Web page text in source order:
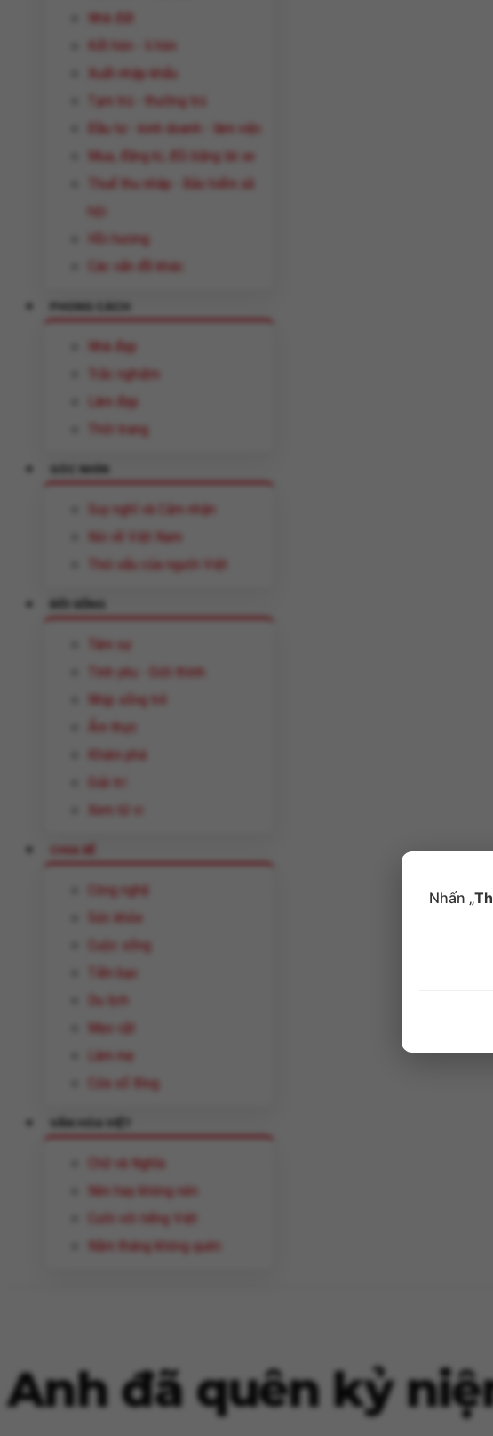
Nhà đất
Kết hôn - li hôn
Xuất nhập khẩu
Tạm trú - thường trú
Đầu tư - kinh doanh - làm việc
Mua, đăng kí, đổi bằng lái xe
Thuế thu nhâp - Bảo hiểm xã
hội
Hồi hương
Các vấn đề khác
PHONG CÁCH
Nhà đẹp
Trắc nghiệm
Làm đẹp
Thời trang
GÓC NHÌN
Suy nghĩ và Cảm nhận
Nói về Việt Nam
Thói xấu của người Việt
ĐỜI SỐNG
Tâm sự
Tình yêu - Giới thính
Nhịp sống trẻ
Ẩm thực
Khám phá
Giải trí
Xem tử vi
CHIA SẺ
Công nghệ
Sức khỏe
Cuộc sống
Tiền bạc
Du lịch
Mẹo vặt
Làm mẹ
Cửa sổ Blog
VĂN HÓA VIỆT
Chữ và Nghĩa
Nên hay không nên
Cười với tiếng Việt
Năm tháng không quên
Anh đã quên kỷ
Nhấn „